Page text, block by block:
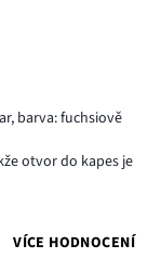
barva: fuchsiově
otvor do kapes je
VÍCE HODNOCENÍ